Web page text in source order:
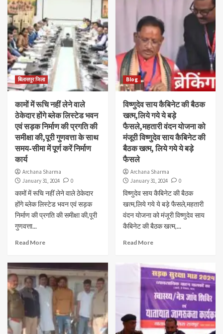
बिलासपुर जिला
कामों में रूचि नहीं लेने वाले
ठेकेदार होंगे ब्लेक लिस्टेड भवन
एवं सड़क निर्माण की प्रगति की
समीक्षा की,पूरी गुणवत्ता के साथ
समय-सीमा में पूर्ण करें निर्माण
कार्य
Archana Sharma
January 31, 2024
0
कामों में रूचि नहीं लेने वाले ठेकेदार
होंगे ब्लेक लिस्टेड भवन एवं सड़क
निर्माण की प्रगति की समीक्षा की,पूरी
गुणवत्ता...
Read More
Blog
विष्णुदेव साय कैबिनेट की बैठक
खत्म,लिये गये ये बड़े
फैसले,महतारी वंदन योजना को
मंजूरी विष्णुदेव साय कैबिनेट की
बैठक खत्म, लिये गये ये बड़े
फैसले
Archana Sharma
January 31, 2024
0
विष्णुदेव साय कैबिनेट की बैठक
खत्म,लिये गये ये बड़े फैसले,महतारी
वंदन योजना को मंजूरी विष्णुदेव साय
कैबिनेट की बैठक खत्म,...
Read More